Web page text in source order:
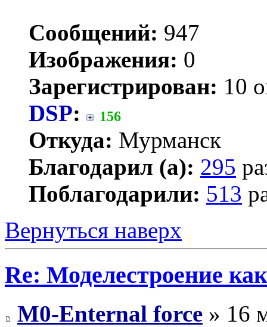
Сообщений: 947
Изображения: 0
Зарегистрирован: 10
DSP: 156
Откуда: Мурманск
Благодарил (а): 295
Поблагодарили: 513
Вернуться наверх
Re: Моделестроение
M0-Enternal force » 16